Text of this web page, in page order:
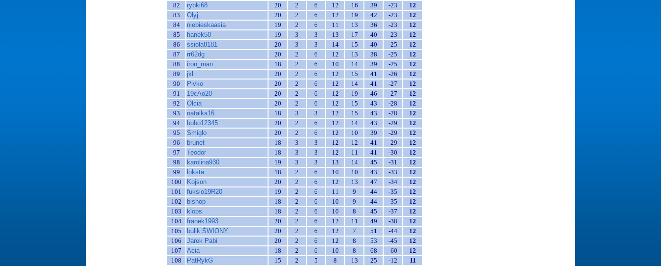
82
rybki68 20 2 6 12 16 39 -23
12
83
Olyj 20 2 6 12 19 42 -23
12
84
niebieskaasia 19 2 6 11 13 36 -23
12
85
hanek50 19 3 3 13 17 40 -23
12
86
ssiola8181 20 3 3 14 15 40 -25
12
87
rr62dg 20 2 6 12 13 38 -25
12
88
iron_man 18 2 6 10 14 39 -25
12
89
jkl 20 2 6 12 15 41 -26
12
90
Pivko 20 2 6 12 14 41 -27
12
91
19cAo20 20 2 6 12 19 46 -27
12
92
Olcia 20 2 6 12 15 43 -28
12
93
natalka16 18 3 3 12 15 43 -28
12
94
bobo12345 20 2 6 12 14 43 -29
12
95
Śmigło 20 2 6 12 10 39 -29
12
96
brunet 18 3 3 12 12 41 -29
12
97
Teodor 18 3 3 12 11 41 -30
12
98
karolina930 19 3 3 13 14 45 -31
12
99
loksta 18 2 6 10 10 43 -33
12
100
Kojson 20 2 6 12 13 47 -34
12
101
fuksio19R20 19 2 6 11 9 44 -35
12
102
bishop 18 2 6 10 9 44 -35
12
103
klops 18 2 6 10 8 45 -37
12
104
franek1993 20 2 6 12 11 49 -38
12
105
bulik ŚWIONY 20 2 6 12 7 51 -44
12
106
Jarek Pabi 20 2 6 12 8 53 -45
12
107
Acia 18 2 6 10 8 68 -60
12
108
PatRykG 15 2 5 8 13 25 -12
11